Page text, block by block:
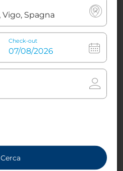
31 m²
Check-out
Cerca